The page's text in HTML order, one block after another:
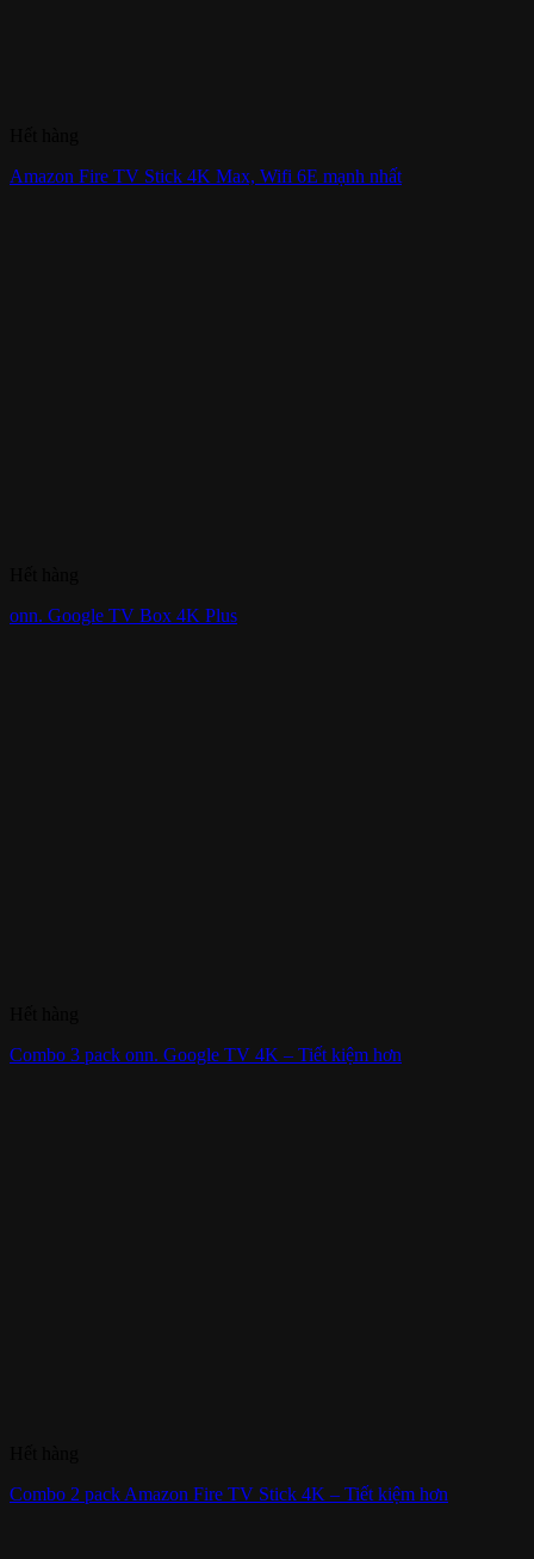
Amazon Fire TV Stick 4K Max, Wifi 6E mạnh nhất
onn. Google TV Box 4K Plus
Combo 3 pack onn. Google TV 4K – Tiết kiệm hơn
Combo 2 pack Amazon Fire TV Stick 4K – Tiết kiệm hơn